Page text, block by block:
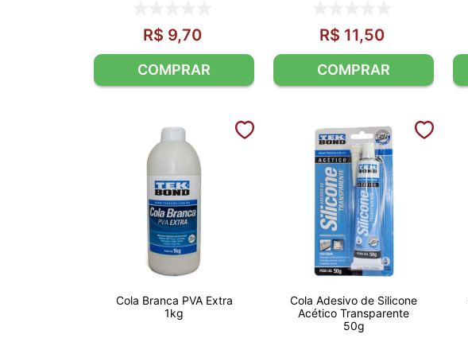
R$ 9,70
COMPRAR
R$ 11,50
COMPRAR
Cola Branca PVA Extra
1kg
Cola Adesivo de Silicone
Acético Transparente
50g